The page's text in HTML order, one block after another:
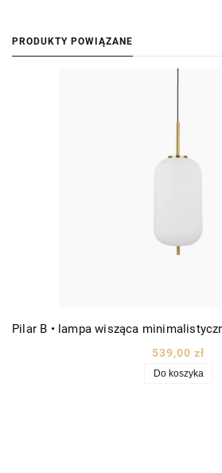
PRODUKTY POWIĄZANE
539,00 zł
Do koszyka